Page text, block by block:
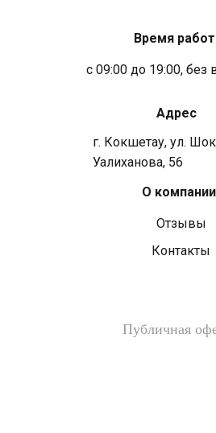
с 09:00 до 19:00,
Отзывы
Контакты
г. Кокшетау, ул.
Уалиханова, 56
О компании
Адрес
Время
Публичная